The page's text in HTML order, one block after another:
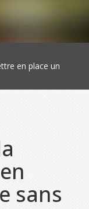
en place un
sans